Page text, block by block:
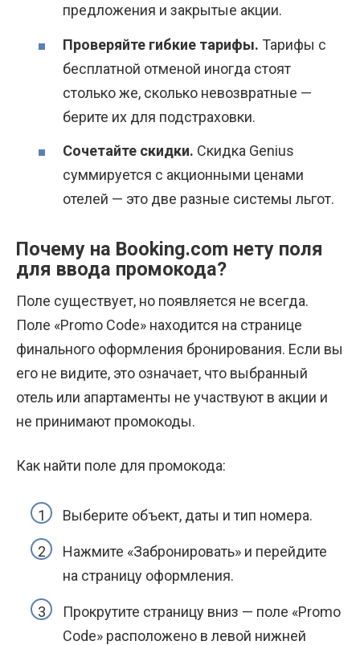
предложения и закрытые акции.
Проверяйте гибкие тарифы. Тарифы с
бесплатной отменой иногда стоят
столько же, сколько невозвратные —
берите их для подстраховки.
Сочетайте скидки. Скидка Genius
суммируется с акционными ценами
отелей — это две разные системы льгот.
Почему на Booking.com нету поля
для ввода промокода?
Поле существует, но появляется не всегда.
Поле «Promo Code» находится на странице
финального оформления бронирования. Если вы
его не видите, это означает, что выбранный
отель или апартаменты не участвуют в акции и
не принимают промокоды.
Как найти поле для промокода:
Выберите объект, даты и тип номера.
Нажмите «Забронировать» и перейдите
на страницу оформления.
Прокрутите страницу вниз — поле «Promo
Code» расположено в левой нижней